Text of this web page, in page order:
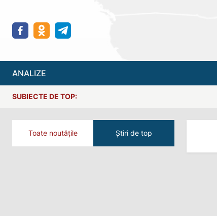
ANALIZE
SUBIECTE DE TOP:
Toate noutățile Știri de top